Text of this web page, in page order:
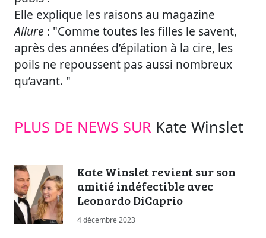
Elle explique les raisons au magazine
Allure : "Comme toutes les filles le savent,
après des années d’épilation à la cire, les
poils ne repoussent pas aussi nombreux
qu’avant. "
PLUS DE NEWS SUR Kate Winslet
Kate Winslet revient sur son
amitié indéfectible avec
Leonardo DiCaprio
4 décembre 2023